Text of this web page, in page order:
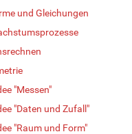
und Gleichungen
"Messen"
"Daten und Zufall"
"Raum und Form"